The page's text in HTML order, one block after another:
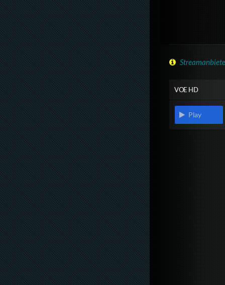
VOE HD
Play